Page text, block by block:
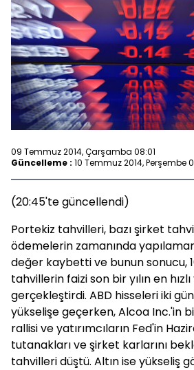
09 Temmuz 2014, Çarşamba 08:01
Güncelleme : 10 Temmuz 2014, Perşembe
(20:45'te güncellendi)
Portekiz tahvilleri, bazı şirket
ödemelerin zamanında
değer kaybetti ve bunun sonucu,
tahvillerin faizi son bir yılın en
gerçekleştirdi. ABD hisseleri iki
yükselişe geçerken, Alcoa Inc.'in
rallisi ve yatırımcıların Fed'in
tutanakları ve şirket karlarını
tahvilleri düştü. Altın ise yükseliş